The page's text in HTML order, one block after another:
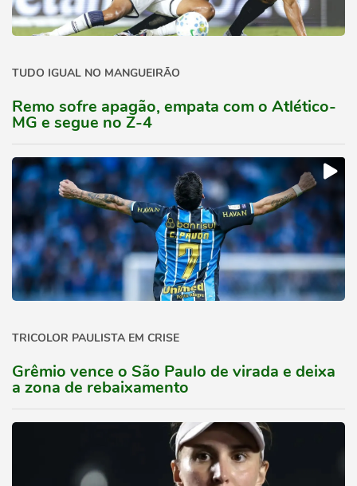
TUDO IGUAL NO MANGUEIRÃO
Remo sofre apagão, empata com o Atlético-
MG e segue no Z-4
TRICOLOR PAULISTA EM CRISE
Grêmio vence o São Paulo de virada e deixa
a zona de rebaixamento